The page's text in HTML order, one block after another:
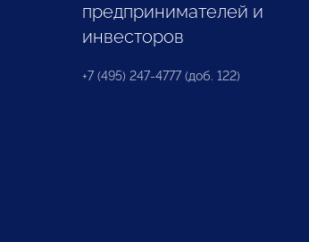
предпринимателей и
инвесторов
+7 (495) 247-4777 (доб. 122)